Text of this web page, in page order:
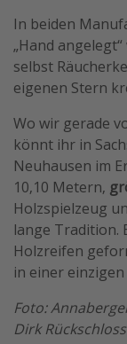
In beiden
„Hand
selbst
eigenen Stern
Wo wir gerade
könnt ihr in
Neuhausen im
10,10 Metern,
Holzspielzeug
lange Tradition.
Holzreifen
in einer
Foto:
Dirk Rückschloss